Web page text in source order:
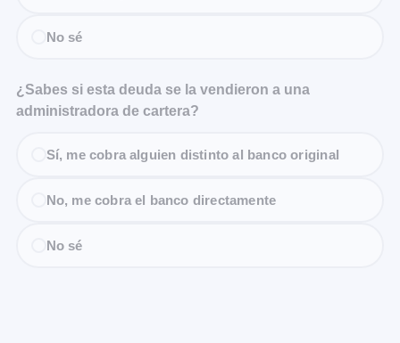
No sé
¿Sabes si esta deuda se la vendieron a una
administradora de cartera?
Sí, me cobra alguien distinto al banco original
No, me cobra el banco directamente
No sé